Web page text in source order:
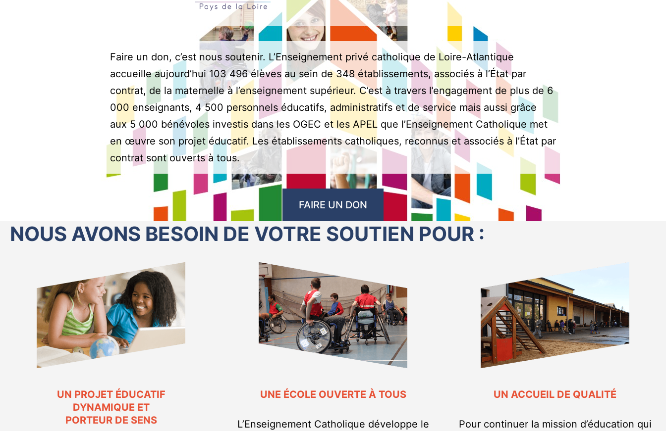
Faire un don, c’est nous soutenir. L’Enseignement privé catholique de Loire-Atlantique
accueille aujourd’hui 103 496 élèves au sein de 348 établissements, associés à l’État par
contrat, de la maternelle à l’enseignement supérieur. C’est à travers l’engagement de plus de 6
000 enseignants, 4 500 personnels éducatifs, administratifs et de service mais aussi grâce
aux 5 000 bénévoles investis dans les OGEC et les APEL que l’Enseignement Catholique met
en œuvre son projet éducatif. Les établissements catholiques, reconnus et associés à l’État par
contrat sont ouverts à tous.
FAIRE UN DON
NOUS AVONS BESOIN DE VOTRE SOUTIEN POUR :
UN PROJET ÉDUCATIF
DYNAMIQUE ET
PORTEUR DE SENS
UNE ÉCOLE OUVERTE À TOUS
L’Enseignement Catholique développe le
UN ACCUEIL DE QUALITÉ
Pour continuer la mission d’éducation qui